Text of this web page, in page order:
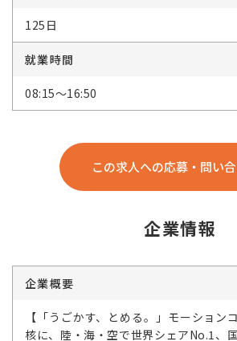
125日
就業時間
08:15～16:50
この求人への応募・問い
企業情報
企業概要
【「うごかす、とめる。」モーション
核に、陸・海・空で世界シェアNo.1、